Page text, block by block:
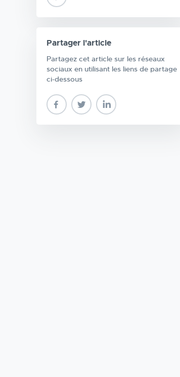
Partager l'article
Partagez cet article sur les réseaux
sociaux en utilisant les liens de partage
ci-dessous